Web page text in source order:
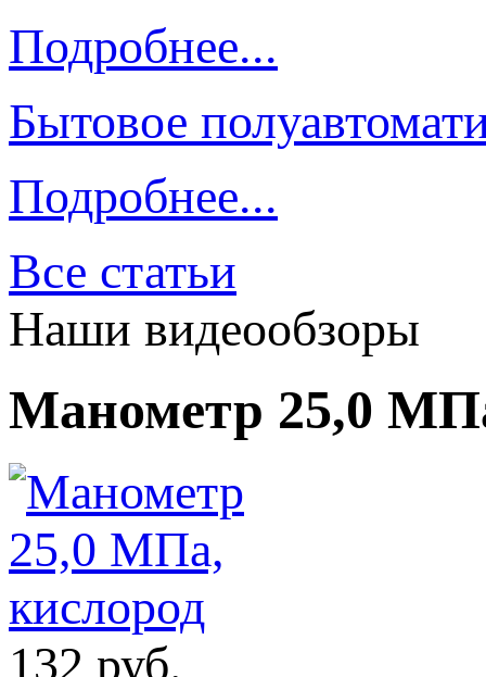
Подробнее...
Бытовое
Подробнее...
Все статьи
Наши видеообзоры
Манометр 25,0
132 руб.